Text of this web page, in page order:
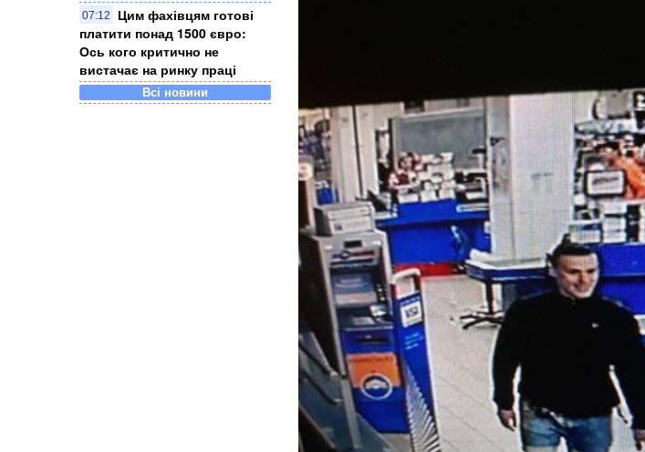
07:12
Цим фахівцям готові
платити понад 1500 євро:
Ось кого критично не
вистачає на ринку праці
Всі новини